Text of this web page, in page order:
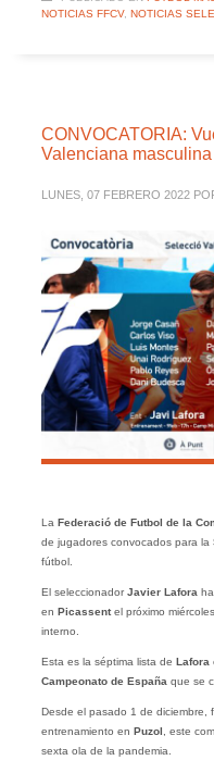
NOTICIAS FFCV, NOTICIAS
CONVOCATORIA:
Valenciana masculina
LUNES, 07 FEBRERO 2022
La Federació de Futbol de la
de jugadores convocados para la
fútbol.
El seleccionadorJavier Lafora
en Picassentel próximo
interno.
Esta es la séptima lista de Lafora
Campeonato de España que se
Desde el pasado 1 de diciembre,
entrenamiento en Puzol, este
sexta ola de la pandemia.